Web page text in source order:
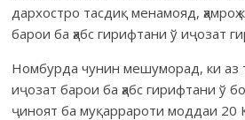
дархостро тасдиқ менамояд,
барои ба ҳабс гирифтани ў иҷозат
Номбурда чунин мешуморад, ки аз
иҷозат барои ба ҳабс гирифтани ў
ҷиноят ба муқаррароти моддаи 20